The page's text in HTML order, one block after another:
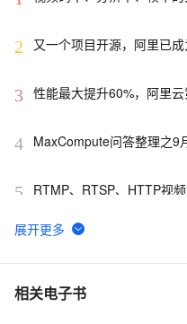
2 又一个项目开源，阿里已
3 性能最大提升60%，阿里
4 MaxCompute问答整理之9
5
RTMP、RTSP、HTTP视
6
【YOLOv8改进 - 注意力机
7 Python PIL远程命令执行漏
相关电子书